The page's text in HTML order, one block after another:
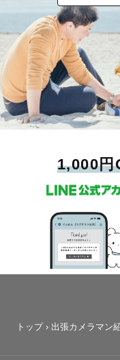
1,000円
トップ› 出張カメラマン